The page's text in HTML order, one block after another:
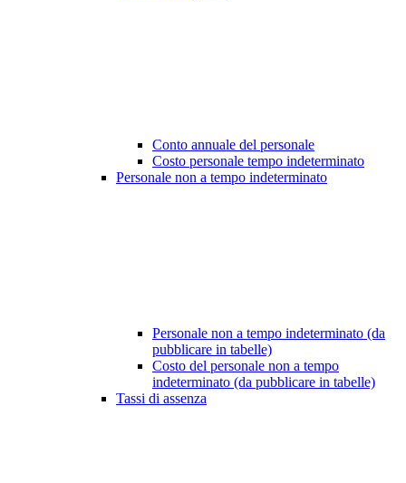
Conto annuale del personale
Costo personale tempo indeterminato
Personale non a tempo indeterminato
Personale non a tempo indeterminato (da
pubblicare in tabelle)
Costo del personale non a tempo
indeterminato (da pubblicare in tabelle)
Tassi di assenza